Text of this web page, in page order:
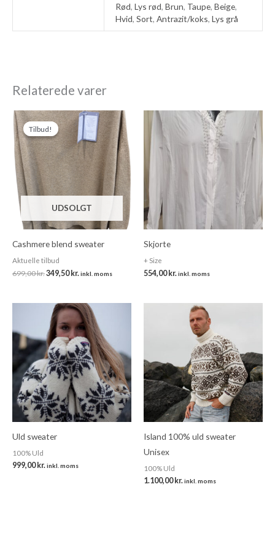
Rød,Lys rød,Brun, Taupe,Beige,
Hvid,Sort,Antrazit/koks,Lys grå
Relaterede varer
Tilbud!
UDSOLGT
Tilbud!
Cashmere blend sweater
Aktuelle tilbud
699,00kr.
Den
oprindelige
pris
var:
699,00 kr..
349,50kr.
Den
aktuelle
pris
er:
349,50 kr..
inkl. moms
Skjorte
+ Size
554,00kr.inkl. moms
Uld sweater
100% Uld
999,00 kr.inkl. moms
Island 100% uld sweater
Unisex
100% Uld
1.100,00 kr.inkl. moms